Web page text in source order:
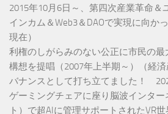
2015年10月6日～、第四次産業革命＆
インカム＆Web3＆DAOで実現に向か
現在）
利権のしがらみのない公正に市民の
構想を提唱（2007年上半期～）（経
バナンスとして打ち立てました！
ゲーミングチェアに座り脳波インタ
ト）で超AIに管理サポートされたVR